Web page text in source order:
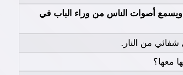
أصوات الناس من وراء الباب في
شفائي من النار.
معها؟